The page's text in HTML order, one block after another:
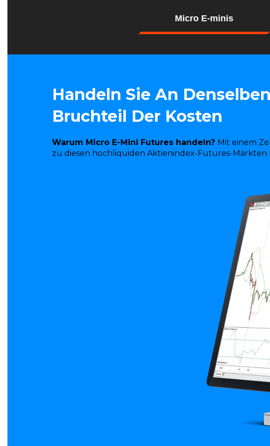
Micro E-minis
Handeln Sie An
Bruchteil Der Kosten
Warum Micro E-Mini Futures handeln? Mit einem
zu diesen hochliquiden Aktienindex-Futures-Märkten